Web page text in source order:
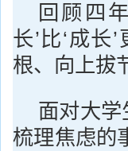
回顾四
长’比‘成
根、向上拔
面对大学
梳理焦虑的